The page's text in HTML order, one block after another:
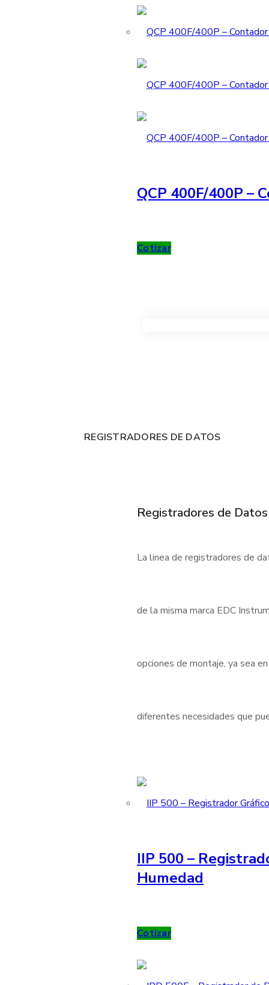
QCP 400F/400P –
Cotizar
REGISTRADORES DE DATOS
Registradores de Datos
La linea de registradores de
de la misma marca EDC
opciones de montaje, ya sea
diferentes necesidades que
IIP 500 –
Humedad
Cotizar